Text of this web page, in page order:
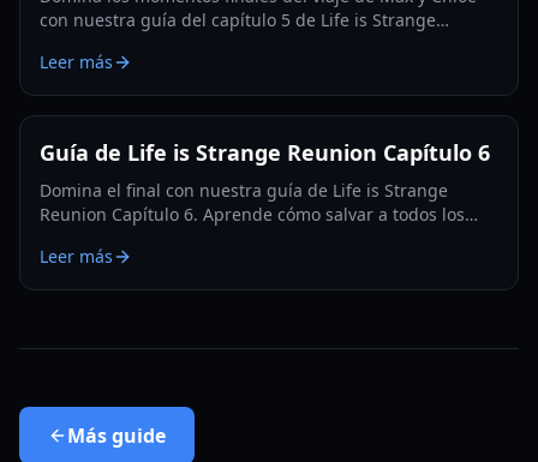
con nuestra guía del capítulo 5 de Life is Strange
navega por elecciones complejas.
Leer más
Guía de Life is Strange Reunion Capítulo 6
Domina el final con nuestra guía de Life is Strange
Reunion Capítulo 6. Aprende cómo salvar a todos los
desbloquear el logro Supermax.
Leer más
Másguide